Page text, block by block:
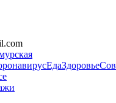
ЕдаЗдоровье